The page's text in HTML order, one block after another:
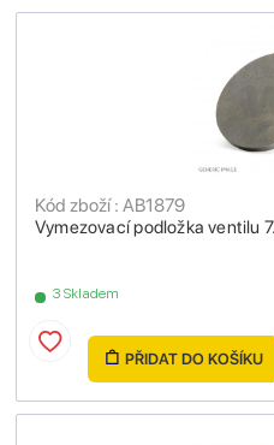
Vymezovací podložka ventilu
Kód zboží : AB1879
3 Skladem
PŘIDAT DO KOŠÍKU